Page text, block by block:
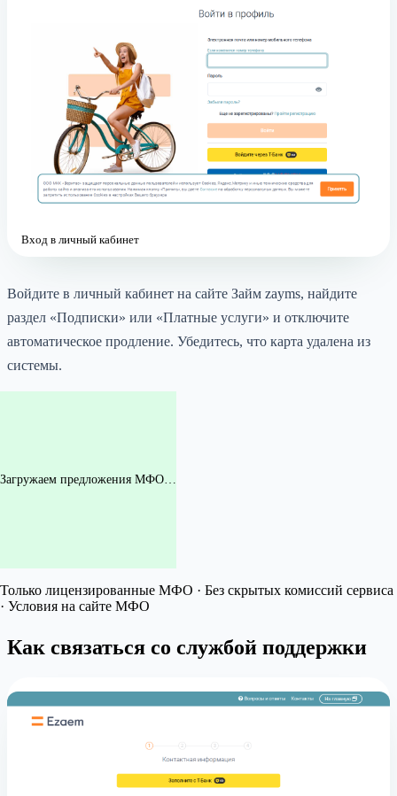
Вход в личный кабинет
Войдите в личный кабинет на сайте Займ zayms, найдите
раздел «Подписки» или «Платные услуги» и отключите
автоматическое продление. Убедитесь, что карта удалена из
системы.
Загружаем предложения МФО…
Только лицензированные МФО · Без скрытых комиссий сервиса
· Условия на сайте МФО
Как связаться со службой поддержки